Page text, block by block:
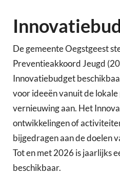
De gemeente Oegstgeest
Preventieakkoord Jeugd
Innovatiebudget
voor ideeën vanuit de
vernieuwing aan. Het
ontwikkelingen of
bijgedragen aan de doelen
Tot en met 2026 is jaarlijks
beschikbaar.